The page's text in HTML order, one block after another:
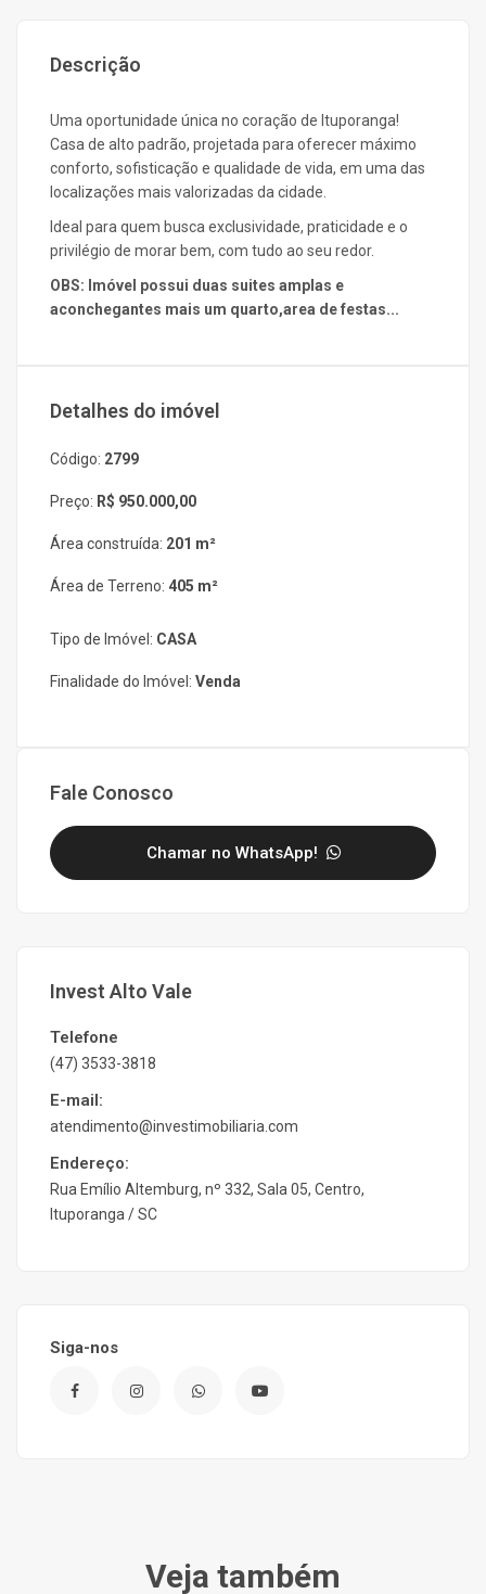
Descrição
Uma oportunidade única no coração de Ituporanga!
Casa de alto padrão, projetada para oferecer máximo
conforto, sofisticação e qualidade de vida, em uma das
localizações mais valorizadas da cidade.
Ideal para quem busca exclusividade, praticidade e o
privilégio de morar bem, com tudo ao seu redor.
OBS: Imóvel possui duas suites amplas e
aconchegantes mais um quarto,area de festas...
Detalhes do imóvel
Código: 2799
Preço: R$ 950.000,00
Área construída: 201 m²
Área de Terreno: 405 m²
Tipo de Imóvel: CASA
Finalidade do Imóvel: Venda
Fale Conosco
Chamar no WhatsApp!
Invest Alto Vale
Telefone
(47) 3533-3818
E-mail:
atendimento@investimobiliaria.com
Endereço:
Rua Emílio Altemburg, nº 332, Sala 05, Centro,
Ituporanga / SC
Siga-nos
Veja também